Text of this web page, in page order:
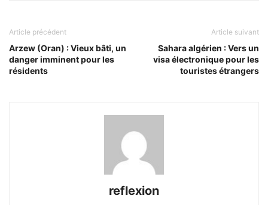
Article précédent
Arzew (Oran) : Vieux bâti, un
danger imminent pour les
résidents
Article suivant
Sahara algérien : Vers un
visa électronique pour les
touristes étrangers
reflexion